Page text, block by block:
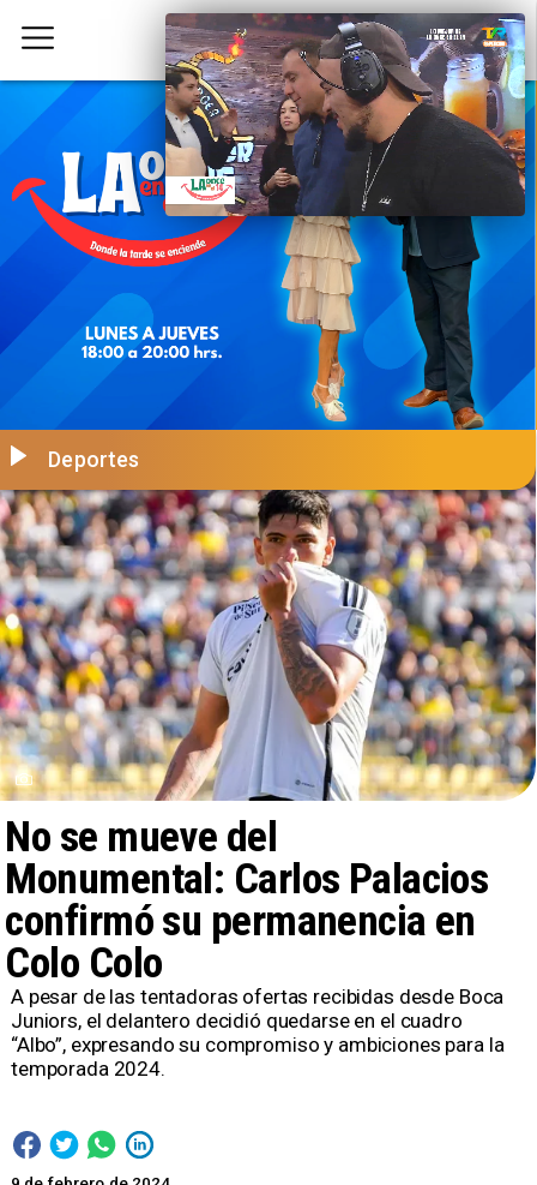
No se mueve del
Monumental: Carlos Palacios
confirmó su permanencia en
Colo Colo
Deportes
​ A pesar de las tentadoras ofertas recibidas desde Boca
Juniors, el delantero decidió quedarse en el cuadro
“Albo”, expresando su compromiso y ambiciones para la
temporada 2024.